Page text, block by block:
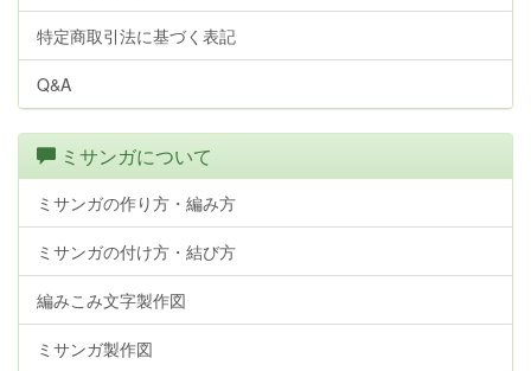
特定商取引法に基づく表記
Q&A
ミサンガについて
ミサンガの作り方・編み方
ミサンガの付け方・結び方
編みこみ文字製作図
ミサンガ製作図